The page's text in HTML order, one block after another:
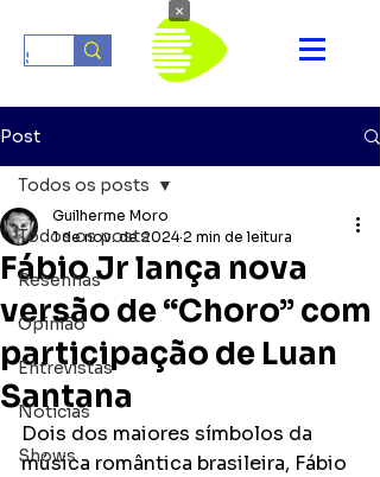
Post
Todos os posts
Resenhas
Opinião
Entrevistas
Notícias
Shows
Todos os posts
Fábio Jr lança nova
versão de “Choro” com
participação de Luan
Santana
Guilherme Moro
1 de nov. de 2024 2 min de leitura
Dois dos maiores símbolos da
música romântica brasileira, Fábio
×